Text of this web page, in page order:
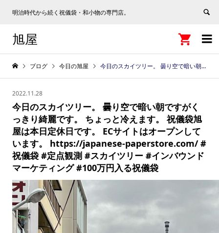
明治時代から続く祝儀袋・和小物の専門店。

旭屋 
ブログ 今日の旭屋 今日のスカイツリー。 曇り空で暗い朝ですがくっきり綺麗です。 ちょっと冷えます。 祝儀袋旭屋は本日定休日です。 ECサイトはオープンしています。 https://japanese-paperstore.com/ #祝儀袋 #定点観測 #スカイツリー #インバウンドマーケティング #100万円入る祝儀袋
2022.11.28
今日のスカイツリー。 曇り空で暗い朝ですがく
っきり綺麗です。 ちょっと冷えます。 祝儀袋旭
屋は本日定休日です。 ECサイトはオープンして
います。 https://japanese-paperstore.com/ #
祝儀袋 #定点観測 #スカイツリー #インバウンド
マーケティング #100万円入る祝儀袋